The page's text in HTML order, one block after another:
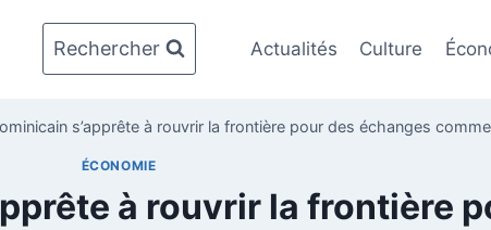
Rechercher Actualités Culture
s’apprête à rouvrir la frontière pour des échanges
ÉCONOMIE
à rouvrir la frontière